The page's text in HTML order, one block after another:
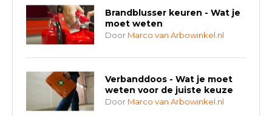
Brandblusser keuren - Wat je
moet weten
Door Marco van Arbowinkel.nl
Verbanddoos - Wat je moet
weten voor de juiste keuze
Door Marco van Arbowinkel.nl